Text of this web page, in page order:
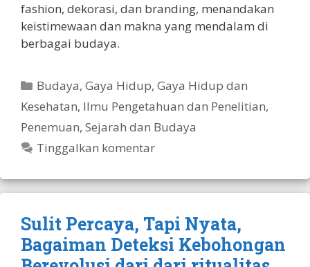
fashion, dekorasi, dan branding, menandakan
keistimewaan dan makna yang mendalam di
berbagai budaya.
Kategori
Budaya,Gaya Hidup,Gaya Hidup dan
Kesehatan, Ilmu Pengetahuan dan Penelitian,
Penemuan, Sejarah dan Budaya
Tinggalkan komentar
Sulit Percaya, Tapi Nyata,
Bagaiman Deteksi Kebohongan